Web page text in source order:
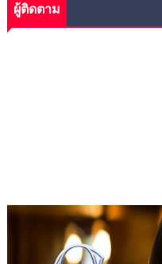
ผู้ติดตาม